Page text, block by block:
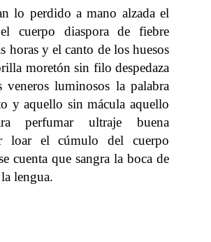
lo perdido a mano alzada el
cuerpo diaspora de fiebre
horas y el canto de los huesos
moretón sin filo despedaza
luminosos la palabra
y aquello sin mácula aquello
perfumar ultraje buena
loar el cúmulo del cuerpo
cuenta que sangra la boca de
lengua.